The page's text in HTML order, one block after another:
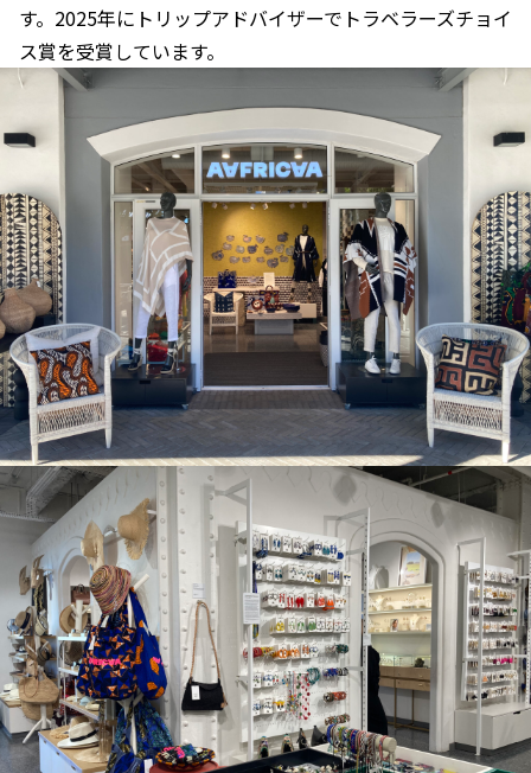
す。2025年にトリップアドバイザーでトラベラーズチョイ
ス賞を受賞しています。